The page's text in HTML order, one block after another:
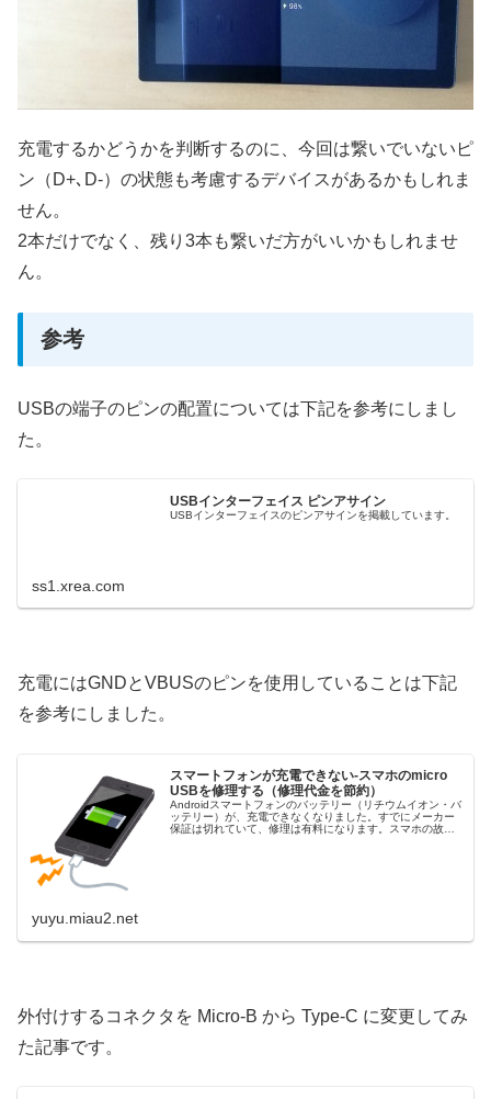
充電するかどうかを判断するのに、今回は繋いでいないピ
ン（D+､D-）の状態も考慮するデバイスがあるかもしれま
せん。
2本だけでなく、残り3本も繋いだ方がいいかもしれませ
ん。
参考
USBの端子のピンの配置については下記を参考にしまし
た。
USBインターフェイス ピンアサイン
USBインターフェイスのピンアサインを掲載しています。
ss1.xrea.com
充電にはGNDとVBUSのピンを使用していることは下記
を参考にしました。
スマートフォンが充電できない-スマホのmicro
USBを修理する（修理代金を節約）
Androidスマートフォンのバッテリー（リチウムイオン・バ
ッテリー）が、充電できなくなりました。すでにメーカー
保証は切れていて、修理は有料になります。スマホの故障
yuyu.miau2.net
外付けするコネクタを Micro-B から Type-C に変更してみ
た記事です。